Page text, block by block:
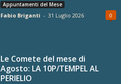
Appuntamenti del Mese
Fabio Briganti - 31 Luglio 2026 0
Le Comete del mese di
Agosto: LA 10P/TEMPEL AL
PERIELIO